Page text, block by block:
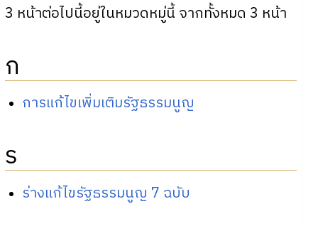
3 หน้าต่อไปนี้อยู่ในหมวดหมู่นี้ จากทั้งหมด 3 หน้า
ก
การแก้ไขเพิ่มเติมรัฐธรรมนูญ
ร
ร่างแก้ไขรัฐธรรมนูญ 7 ฉบับ